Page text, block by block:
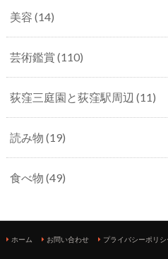
美容 (14)
芸術鑑賞 (110)
荻窪三庭園と荻窪駅周辺 (11)
読み物 (19)
食べ物 (49)
ホーム お問い合わせ プライバシーポリシ